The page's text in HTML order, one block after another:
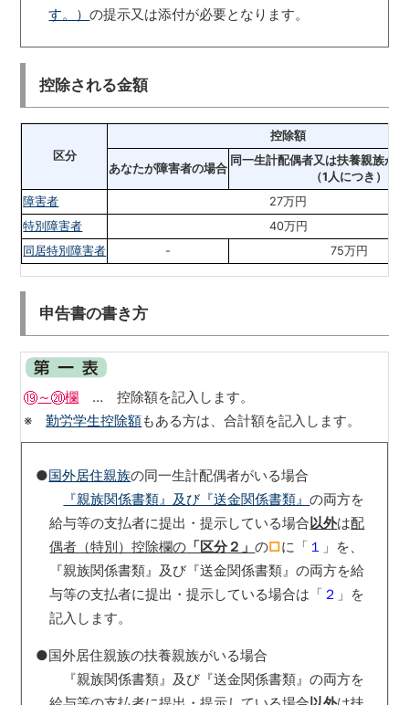
す。）の提示又は添付が必要となります。
控除される金額
区分
控除額
あなたが障害者の場合
同一生計配偶者又は扶養親族が
（1人につき）
障害者
27万円
特別障害者
40万円
同居特別障害者
- 75万円
申告書の書き方
～ 欄 … 控除額を記入します。
※勤労学生控除額もある方は、合計額を記入します。
●国外居住親族の同一生計配偶者がいる場合
『親族関係書類』及び『送金関係書類』の両方を
給与等の支払者に提出・提示している場合以外は配
偶者（特別）控除欄の 「区分２」の□に「 １ 」を、
『親族関係書類』及び『送金関係書類』の両方を給
与等の支払者に提出・提示している場合は「 ２ 」を
記入します。
●国外居住親族の扶養親族がいる場合
『親族関係書類』及び『送金関係書類』の両方を